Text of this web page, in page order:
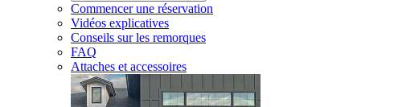
Commencer une réservation
Vidéos explicatives
Conseils sur les remorques
FAQ
Attaches et accessoires